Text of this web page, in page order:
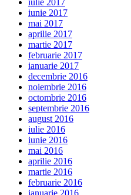
iunie 2017
mai 2017
aprilie 2017
martie 2017
februarie 2017
ianuarie 2017
decembrie 2016
noiembrie 2016
octombrie 2016
septembrie 2016
august 2016
iulie 2016
iunie 2016
mai 2016
aprilie 2016
martie 2016
februarie 2016
ianuarie 2016